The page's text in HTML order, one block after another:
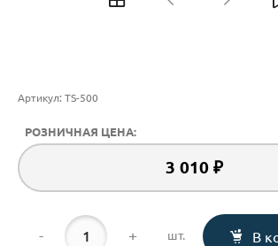
Артикул: TS-500
РОЗНИЧНАЯ ЦЕНА:
3 010 ₽
- + шт. В